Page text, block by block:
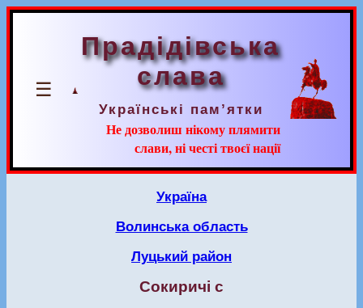
☰
Прадідівська
слава
Українські пам’ятки
Не дозволиш нікому плямити
слави, ні честі твоєї нації
Україна
Волинська область
Луцький район
Сокиричі с